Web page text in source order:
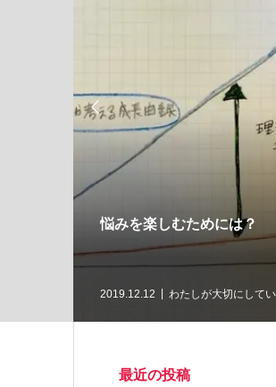

悩みを楽しむためには？
2019.12.12 わたしが大切にして
最近の投稿